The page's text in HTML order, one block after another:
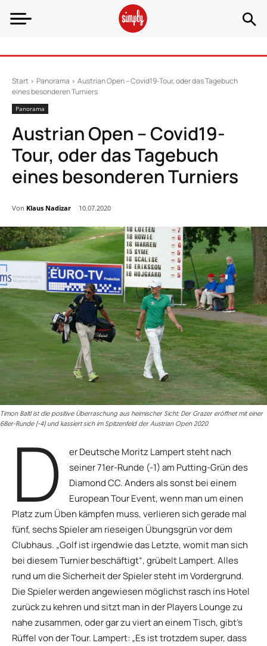
Start Panorama
Austrian Open – Covid19-Tour, oder das Tagebuch
eines besonderen Turniers
Panorama
Austrian Open – Covid19-
Tour, oder das Tagebuch
eines besonderen Turniers
Von Klaus Nadizar 10.07.2020
Timon Baltl ist die positive Überraschung aus heimischer Sicht: Der Grazer eröffnet mit einer
68er-Runde (-4) und kassiert sich im Spitzenfeld der Austrian Open 2020
D
er Deutsche Moritz Lampert steht nach
seiner 71er-Runde (-1) am Putting-Grün des
Diamond CC. Anders als sonst bei einem
European Tour Event, wenn man um einen
Platz zum Üben kämpfen muss, verlieren sich gerade mal
fünf, sechs Spieler am rieseigen Übungsgrün vor dem
Clubhaus. „Golf ist irgendwie das Letzte, womit man sich
bei diesem Turnier beschäftigt“, grübelt Lampert. Alles
rund um die Sicherheit der Spieler steht im Vordergrund.
Die Spieler werden angewiesen möglichst rasch ins Hotel
zurück zu kehren und sitzt man in der Players Lounge zu
nahe zusammen, oder gar zu viert an einem Tisch, gibt’s
Rüffel von der Tour. Lampert: „Es ist trotzdem super, dass